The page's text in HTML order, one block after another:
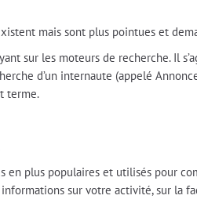
mais sont plus pointues et
sur les moteurs de recherche. Il
d’un internaute (appelé
terme.
en plus populaires et utilisés pour
sur votre activité, sur la